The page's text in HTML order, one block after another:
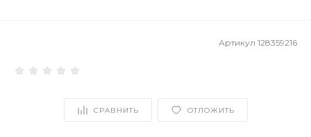
Артикул 128359216
СРАВНИТЬ ОТЛОЖИТЬ